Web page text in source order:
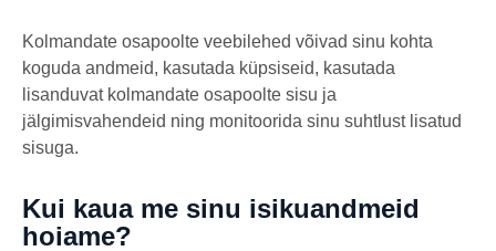
Kolmandate osapoolte veebilehed võivad sinu kohta
koguda andmeid, kasutada küpsiseid, kasutada
lisanduvat kolmandate osapoolte sisu ja
jälgimisvahendeid ning monitoorida sinu suhtlust lisatud
sisuga.
Kui kaua me sinu isikuandmeid
hoiame?